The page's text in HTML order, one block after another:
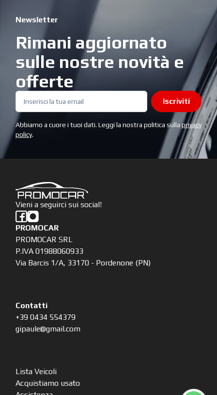
Newsletter
Rimani aggiornato
sulle nostre novità e
offerte
Iscriviti
Abbiamo a cuore i tuoi dati. Leggi la nostra politica sullaprivacy
policy.
Vieni a seguirci sui social!
PROMOCAR
PROMOCAR SRL
P.IVA 01988060933
Via Barcis 1/A, 33170 - Pordenone (PN)
Contatti
+39 0434 554379
gipaule@gmail.com
Lista Veicoli
Acquistiamo usato